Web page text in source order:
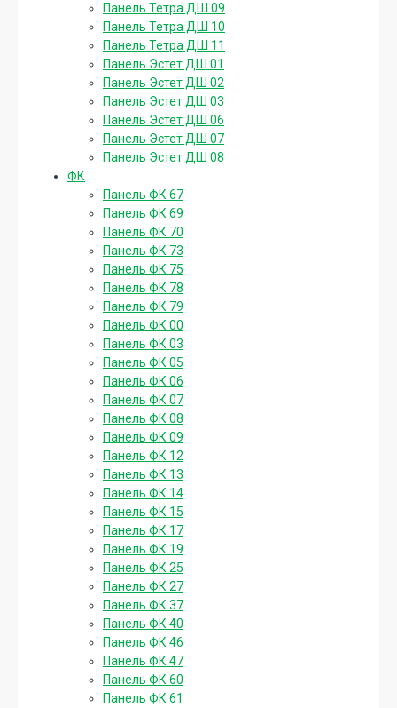
Панель Тетра ДШ 09
Панель Тетра ДШ 10
Панель Тетра ДШ 11
Панель Эстет ДШ 01
Панель Эстет ДШ 02
Панель Эстет ДШ 03
Панель Эстет ДШ 06
Панель Эстет ДШ 07
Панель Эстет ДШ 08
ФК
Панель ФК 67
Панель ФК 69
Панель ФК 70
Панель ФК 73
Панель ФК 75
Панель ФК 78
Панель ФК 79
Панель ФК 00
Панель ФК 03
Панель ФК 05
Панель ФК 06
Панель ФК 07
Панель ФК 08
Панель ФК 09
Панель ФК 12
Панель ФК 13
Панель ФК 14
Панель ФК 15
Панель ФК 17
Панель ФК 19
Панель ФК 25
Панель ФК 27
Панель ФК 37
Панель ФК 40
Панель ФК 46
Панель ФК 47
Панель ФК 60
Панель ФК 61